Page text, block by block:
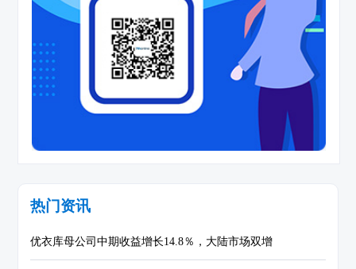
热门资讯
优衣库母公司中期收益增长14.8％，大陆市场双增